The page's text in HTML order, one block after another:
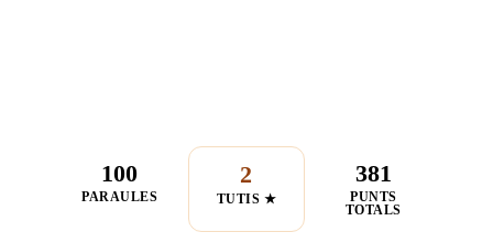
100
PARAULES
2
TUTIS ★
381
PUNTS
TOTALS